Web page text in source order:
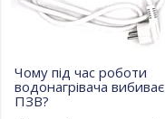
Чому під час роботи
водонагрівача вибиває
ПЗВ?